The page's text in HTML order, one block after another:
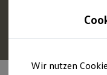
Hauptinhalt
Footer
Profitieren Sie von
Hybridmodelle.
Mehr zur E‑Auto-
Wir nutzen